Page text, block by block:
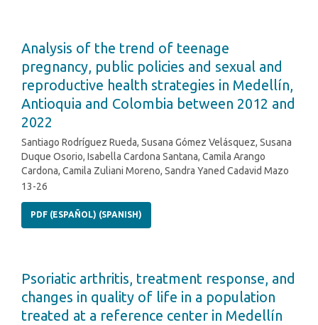
Analysis of the trend of teenage
pregnancy, public policies and sexual and
reproductive health strategies in Medellín,
Antioquia and Colombia between 2012 and
2022
Santiago Rodríguez Rueda, Susana Gómez Velásquez, Susana
Duque Osorio, Isabella Cardona Santana, Camila Arango
Cardona, Camila Zuliani Moreno, Sandra Yaned Cadavid Mazo
13-26
PDF (ESPAÑOL) (SPANISH)
Psoriatic arthritis, treatment response, and
changes in quality of life in a population
treated at a reference center in Medellín